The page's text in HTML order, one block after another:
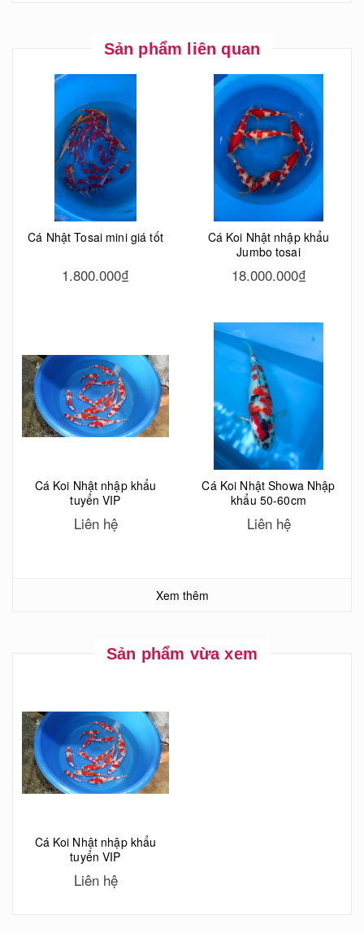
Sản phẩm liên quan
Cá Nhật Tosai mini giá tốt
1.800.000₫
Cá Koi Nhật nhập khẩu
Jumbo tosai
18.000.000₫
Cá Koi Nhật nhập khẩu
tuyển VIP
Liên hệ
Cá Koi Nhật Showa Nhập
khẩu 50-60cm
Liên hệ
Xem thêm
Sản phẩm vừa xem
Cá Koi Nhật nhập khẩu
tuyển VIP
Liên hệ